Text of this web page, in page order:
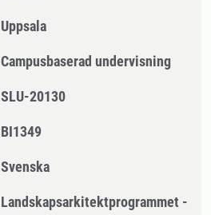
Uppsala
Campusbaserad undervisning
SLU-20130
BI1349
Svenska
Landskapsarkitektprogrammet -